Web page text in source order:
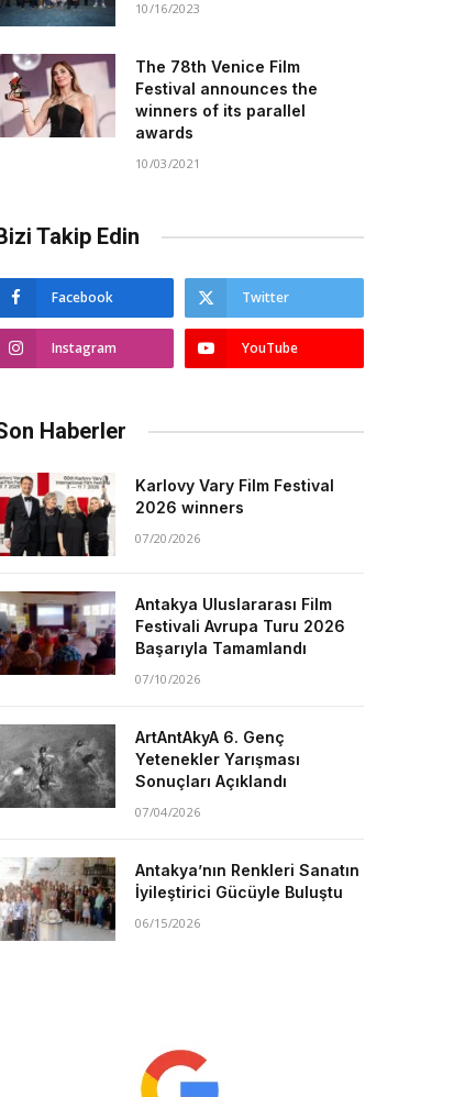
10/16/2023
The 78th Venice Film
Festival announces the
winners of its parallel
awards
10/03/2021
Takip Edin
Facebook Twitter
Instagram YouTube
Haberler
Karlovy Vary Film Festival
2026 winners
07/20/2026
Antakya Uluslararası Film
Festivali Avrupa Turu 2026
Başarıyla Tamamlandı
07/10/2026
ArtAntAkyA 6. Genç
Yetenekler Yarışması
Sonuçları Açıklandı
07/04/2026
Antakya’nın Renkleri Sanatın
İyileştirici Gücüyle Buluştu
06/15/2026